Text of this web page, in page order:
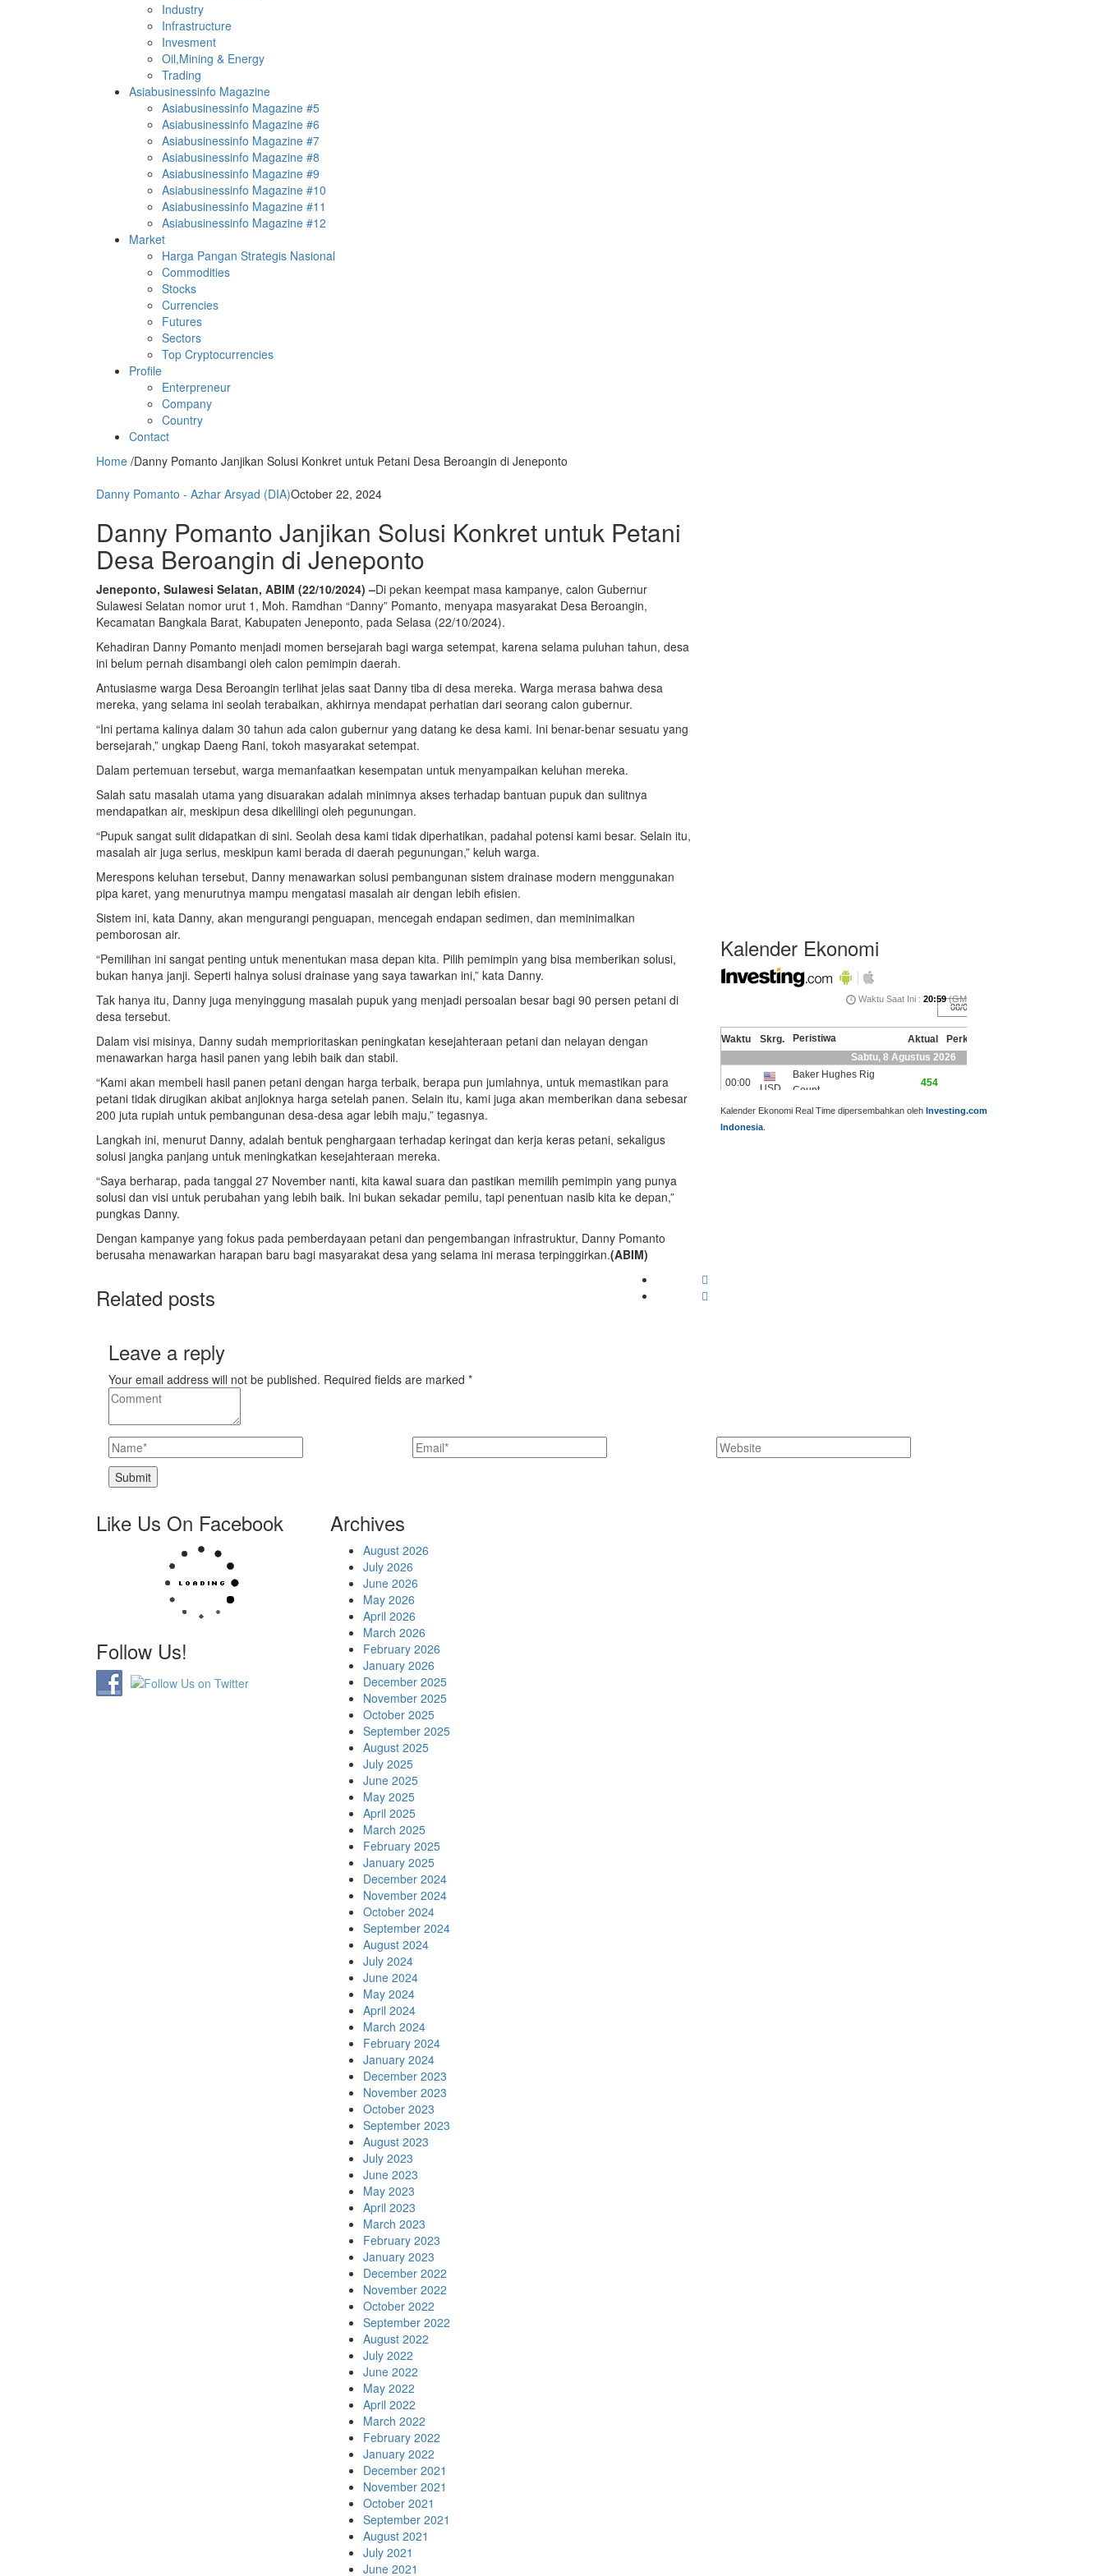
Industry
Infrastructure
Invesment
Oil,Mining & Energy
Trading
Asiabusinessinfo Magazine
Asiabusinessinfo Magazine #5
Asiabusinessinfo Magazine #6
Asiabusinessinfo Magazine #7
Asiabusinessinfo Magazine #8
Asiabusinessinfo Magazine #9
Asiabusinessinfo Magazine #10
Asiabusinessinfo Magazine #11
Asiabusinessinfo Magazine #12
Market
Harga Pangan Strategis Nasional
Commodities
Stocks
Currencies
Futures
Sectors
Top Cryptocurrencies
Profile
Enterpreneur
Company
Country
Contact
Home /Danny Pomanto Janjikan Solusi Konkret untuk Petani Desa Beroangin di Jeneponto
Danny Pomanto - Azhar Arsyad (DIA)October 22, 2024
Danny Pomanto Janjikan Solusi Konkret untuk Petani
Desa Beroangin di Jeneponto
Jeneponto, Sulawesi Selatan, ABIM (22/10/2024) –Di pekan keempat masa kampanye, calon Gubernur
Sulawesi Selatan nomor urut 1, Moh. Ramdhan “Danny” Pomanto, menyapa masyarakat Desa Beroangin,
Kecamatan Bangkala Barat, Kabupaten Jeneponto, pada Selasa (22/10/2024).
Kehadiran Danny Pomanto menjadi momen bersejarah bagi warga setempat, karena selama puluhan tahun, desa
ini belum pernah disambangi oleh calon pemimpin daerah.
Antusiasme warga Desa Beroangin terlihat jelas saat Danny tiba di desa mereka. Warga merasa bahwa desa
mereka, yang selama ini seolah terabaikan, akhirnya mendapat perhatian dari seorang calon gubernur.
“Ini pertama kalinya dalam 30 tahun ada calon gubernur yang datang ke desa kami. Ini benar-benar sesuatu yang
bersejarah,” ungkap Daeng Rani, tokoh masyarakat setempat.
Dalam pertemuan tersebut, warga memanfaatkan kesempatan untuk menyampaikan keluhan mereka.
Salah satu masalah utama yang disuarakan adalah minimnya akses terhadap bantuan pupuk dan sulitnya
mendapatkan air, meskipun desa dikelilingi oleh pegunungan.
“Pupuk sangat sulit didapatkan di sini. Seolah desa kami tidak diperhatikan, padahal potensi kami besar. Selain itu,
masalah air juga serius, meskipun kami berada di daerah pegunungan,” keluh warga.
Merespons keluhan tersebut, Danny menawarkan solusi pembangunan sistem drainase modern menggunakan
pipa karet, yang menurutnya mampu mengatasi masalah air dengan lebih efisien.
Sistem ini, kata Danny, akan mengurangi penguapan, mencegah endapan sedimen, dan meminimalkan
pemborosan air.
“Pemilihan ini sangat penting untuk menentukan masa depan kita. Pilih pemimpin yang bisa memberikan solusi,
bukan hanya janji. Seperti halnya solusi drainase yang saya tawarkan ini,” kata Danny.
Tak hanya itu, Danny juga menyinggung masalah pupuk yang menjadi persoalan besar bagi 90 persen petani di
desa tersebut.
Dalam visi misinya, Danny sudah memprioritaskan peningkatan kesejahteraan petani dan nelayan dengan
menawarkan harga hasil panen yang lebih baik dan stabil.
“Kami akan membeli hasil panen petani dengan harga terbaik, berapa pun jumlahnya, untuk memastikan para
petani tidak dirugikan akibat anjloknya harga setelah panen. Selain itu, kami juga akan memberikan dana sebesar
200 juta rupiah untuk pembangunan desa-desa agar lebih maju,” tegasnya.
Langkah ini, menurut Danny, adalah bentuk penghargaan terhadap keringat dan kerja keras petani, sekaligus
solusi jangka panjang untuk meningkatkan kesejahteraan mereka.
“Saya berharap, pada tanggal 27 November nanti, kita kawal suara dan pastikan memilih pemimpin yang punya
solusi dan visi untuk perubahan yang lebih baik. Ini bukan sekadar pemilu, tapi penentuan nasib kita ke depan,”
pungkas Danny.
Dengan kampanye yang fokus pada pemberdayaan petani dan pengembangan infrastruktur, Danny Pomanto
berusaha menawarkan harapan baru bagi masyarakat desa yang selama ini merasa terpinggirkan.(ABIM)
Related posts
Kalender Ekonomi
Kalender Ekonomi Real Time dipersembahkan oleh Investing.com
Indonesia
Leave a reply
Your email address will not be published. Required fields are marked *
Like Us On Facebook
Follow Us!
Archives
August 2026
July 2026
June 2026
May 2026
April 2026
March 2026
February 2026
January 2026
December 2025
November 2025
October 2025
September 2025
August 2025
July 2025
June 2025
May 2025
April 2025
March 2025
February 2025
January 2025
December 2024
November 2024
October 2024
September 2024
August 2024
July 2024
June 2024
May 2024
April 2024
March 2024
February 2024
January 2024
December 2023
November 2023
October 2023
September 2023
August 2023
July 2023
June 2023
May 2023
April 2023
March 2023
February 2023
January 2023
December 2022
November 2022
October 2022
September 2022
August 2022
July 2022
June 2022
May 2022
April 2022
March 2022
February 2022
January 2022
December 2021
November 2021
October 2021
September 2021
August 2021
July 2021
June 2021